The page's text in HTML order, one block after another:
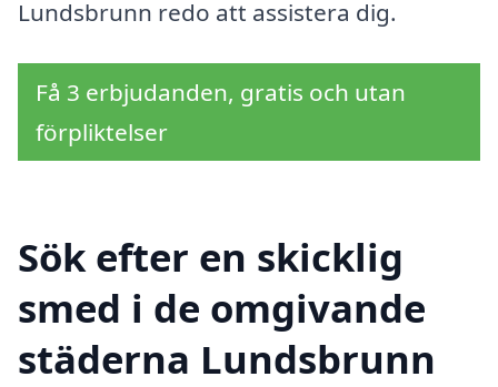
Lundsbrunn redo att assistera dig.
Få 3 erbjudanden, gratis och utan
förpliktelser
Sök efter en skicklig
smed i de omgivande
städerna Lundsbrunn